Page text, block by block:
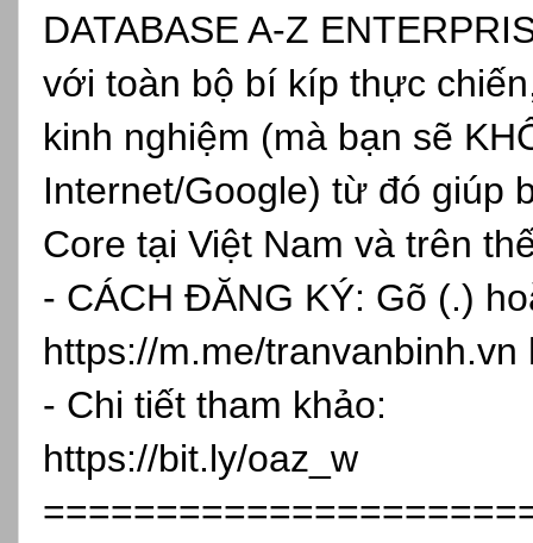
DATABASE A-Z
với toàn bộ bí kíp thực
kinh nghiệm (mà bạn sẽ
Internet/Google) từ đó giúp
Core tại Việt Nam và trên
- CÁCH ĐĂNG KÝ: Gõ (.)
https://m.me/tranvanbinh.vn
- Chi tiết tham khảo:
https://bit.ly/oaz_w